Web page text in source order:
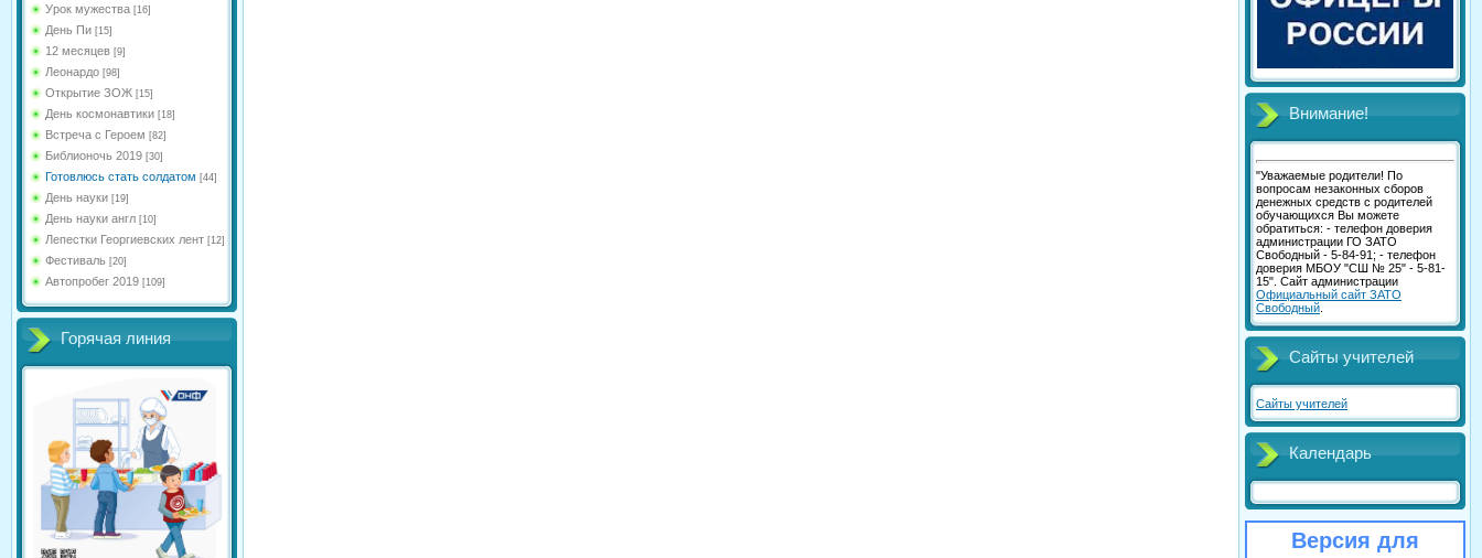
Урок мужества [16]
День Пи [15]
12 месяцев [9]
Леонардо [98]
Открытие ЗОЖ [15]
День космонавтики [18]
Встреча с Героем [82]
Библионочь 2019 [30]
Готовлюсь стать солдатом [44]
День науки [19]
День науки англ [10]
Лепестки Георгиевских лент [12]
Фестиваль [20]
Автопробег 2019 [109]
Горячая линия
Внимание!
"Уважаемые родители! По
вопросам незаконных сборов
денежных средств с родителей
обучающихся Вы можете
обратиться: - телефон доверия
администрации ГО ЗАТО
Свободный - 5-84-91; - телефон
доверия МБОУ "СШ № 25" - 5-81-
15". Сайт администрации
Официальный сайт ЗАТО
Свободный
Сайты учителей
Сайты учителей
Календарь
Версия для